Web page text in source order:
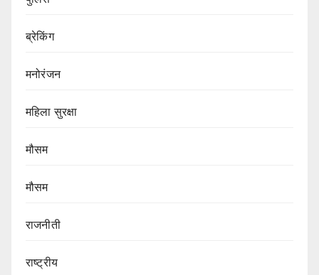
ब्रेकिंग
मनोरंजन
महिला सुरक्षा
मौसम
मौसम
राजनीती
राष्ट्रीय